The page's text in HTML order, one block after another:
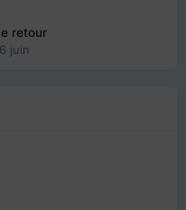
retour
juin